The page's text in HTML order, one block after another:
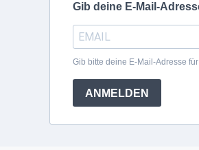
Gib deine E-Mail-
Gib bitte deine E-Mail-Adresse
ANMELDEN